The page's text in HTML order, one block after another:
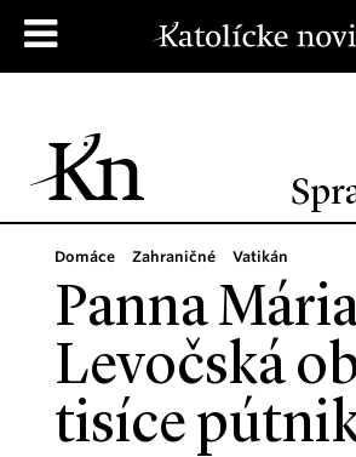
Domáce Zahraničné Vatikán
Panna
Levočská
tisíce